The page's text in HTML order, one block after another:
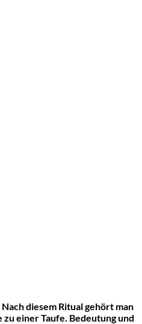
diesem Ritual gehört man
einer Taufe. Bedeutung und